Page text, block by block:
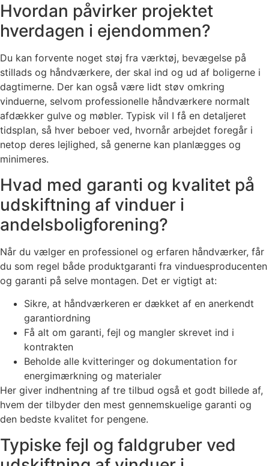
Hvordan påvirker projektet
hverdagen i ejendommen?
Du kan forvente noget støj fra værktøj, bevægelse på
stillads og håndværkere, der skal ind og ud af boligerne i
dagtimerne. Der kan også være lidt støv omkring
vinduerne, selvom professionelle håndværkere normalt
afdækker gulve og møbler. Typisk vil I få en detaljeret
tidsplan, så hver beboer ved, hvornår arbejdet foregår i
netop deres lejlighed, så generne kan planlægges og
minimeres.
Hvad med garanti og kvalitet på
udskiftning af vinduer i
andelsboligforening?
Når du vælger en professionel og erfaren håndværker, får
du som regel både produktgaranti fra vinduesproducenten
og garanti på selve montagen. Det er vigtigt at:
Sikre, at håndværkeren er dækket af en anerkendt
garantiordning
Få alt om garanti, fejl og mangler skrevet ind i
kontrakten
Beholde alle kvitteringer og dokumentation for
energimærkning og materialer
Her giver indhentning af tre tilbud også et godt billede af,
hvem der tilbyder den mest gennemskuelige garanti og
den bedste kvalitet for pengene.
Typiske fejl og faldgruber ved